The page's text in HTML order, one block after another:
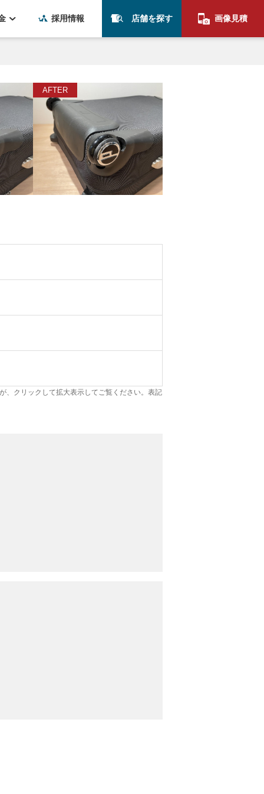
採用情報 店舗を探す 画像見積
、クリックして拡大表示してご覧ください。表記